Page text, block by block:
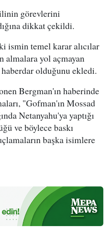
görevlerini
dikkat çekildi.
ismin temel karar alıcılar
almalara yol açmayan
haberdar olduğunu ekledi.
Bergman'ın haberinde
"Gofman'ın Mossad
Netanyahu'ya yaptığı
ve böylece baskı
başka isimlere